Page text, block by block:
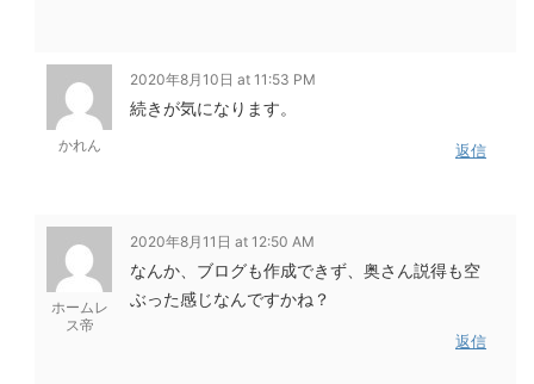
かれん
2020年8月10日 at 11:53 PM
続きが気になります。
返信
ホームレ
ス帝
2020年8月11日 at 12:50 AM
なんか、ブログも作成できず、奥さん説得も空
ぶった感じなんですかね？
返信